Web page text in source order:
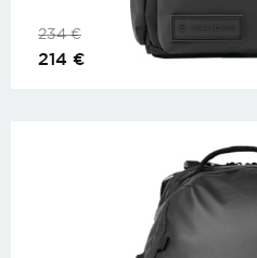
234€
214 €